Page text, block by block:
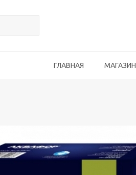
ГЛАВНАЯ МАГАЗИН